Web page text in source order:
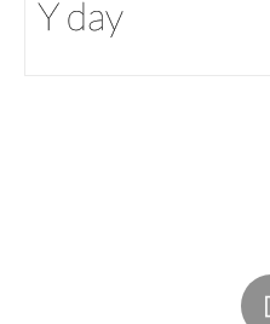
Y day